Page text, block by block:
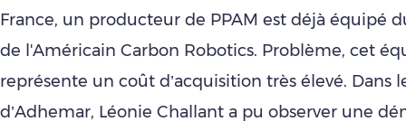
France, un producteur de PPAM est déjà équipé
de l'Américain Carbon Robotics. Problème, cet
représente un coût d’acquisition très élevé. Dans
d’Adhemar, Léonie Challant a pu observer une